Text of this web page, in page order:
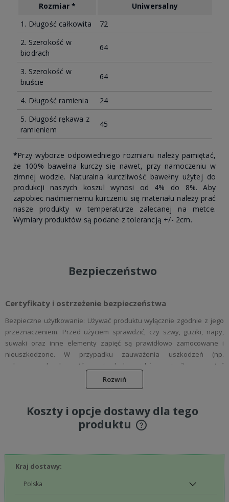
Rozmiar *
Uniwersalny
1. Długość całkowita
72
2. Szerokość w
biodrach
64
3. Szerokość w
biuście
64
4. Długość ramienia
24
5. Długość rękawa z
ramieniem
45
*Przy wyborze odpowiedniego rozmiaru należy pamiętać,
że 100% bawełna kurczy się nawet, przy namoczeniu w
zimnej wodzie. Naturalna kurczliwość bawełny użytej do
produkcji naszych koszul wynosi od 4% do 8%. Aby
zapobiec nadmiernemu kurczeniu się materiału należy prać
nasze produkty w temperaturze zalecanej na metce.
Wymiary produktów są podane z tolerancją +/- 2cm.
Bezpieczeństwo
Certyfikaty i ostrzeżenie bezpieczeństwa
Bezpieczne użytkowanie: Używać produktu wyłącznie zgodnie z jego
przeznaczeniem. Przed użyciem sprawdzić, czy szwy, guziki, napy,
suwaki oraz inne elementy zapięć są prawidłowo zamocowane i
nieuszkodzone. W przypadku zauważenia uszkodzeń (np.
poluzowanych elementów, ostrych krawędzi, przetarć) zaprzestać
Dobór rozmiaru: Dobierać odzież damską w odpowiednim rozmiarze,
Unikać zbyt ciasnych produktów, które mogą powodować ucisk lub
minimalizujących ryzyko podrażnień. Elementy metalowe, napy i guziki
nie zawierają niklu ani innych szkodliwych substancji, co zmniejsza
ryzyko alergii kontaktowej. W przypadku wystąpienia podrażnień lub
reakcji alergicznej należy niezwłocznie przerwać użytkowanie i w razie
Rozwiń
Koszty i opcje dostawy dla tego
produktu
Cena nie zawiera ewentualnych kosztów płatności
Kraj dostawy: